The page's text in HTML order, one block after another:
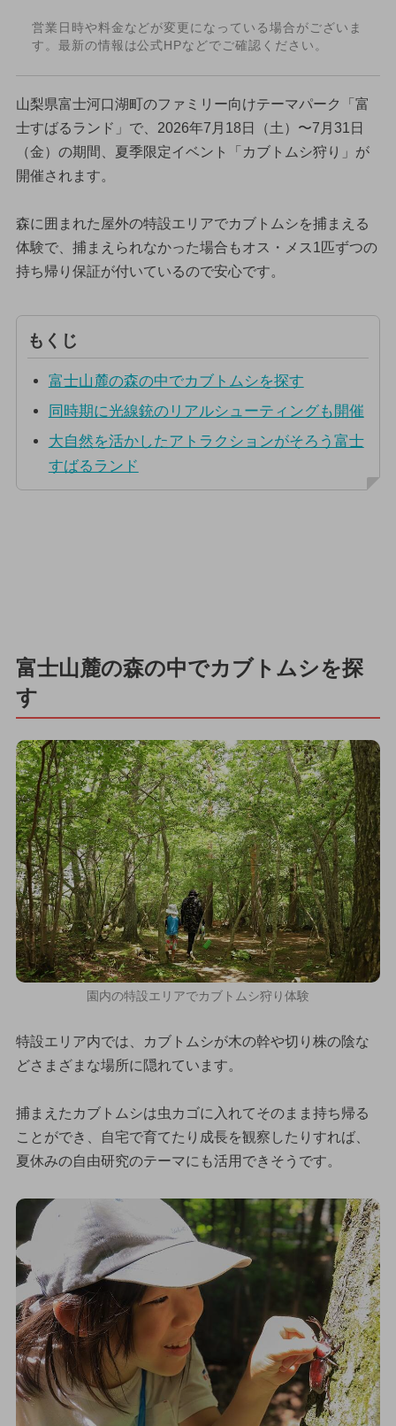
営業日時や料金などが変更になっている場合がございま
す。最新の情報は公式HPなどでご確認ください。
山梨県富士河口湖町のファミリー向けテーマパーク「富
士すばるランド」で、2026年7月18日（土）〜7月31日
（金）の期間、夏季限定イベント「カブトムシ狩り」が
開催されます。
森に囲まれた屋外の特設エリアでカブトムシを捕まえる
体験で、捕まえられなかった場合もオス・メス1匹ずつの
持ち帰り保証が付いているので安心です。
もくじ
富士山麓の森の中でカブトムシを探す
同時期に光線銃のリアルシューティングも開催
大自然を活かしたアトラクションがそろう富士
すばるランド
富士山麓の森の中でカブトムシを探
す
園内の特設エリアでカブトムシ狩り体験
特設エリア内では、カブトムシが木の幹や切り株の陰な
どさまざまな場所に隠れています。
捕まえたカブトムシは虫カゴに入れてそのまま持ち帰る
ことができ、自宅で育てたり成長を観察したりすれば、
夏休みの自由研究のテーマにも活用できそうです。